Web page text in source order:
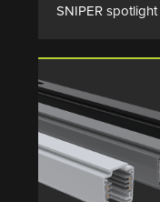
SNIPER spotlight
PRODUKTSIDE